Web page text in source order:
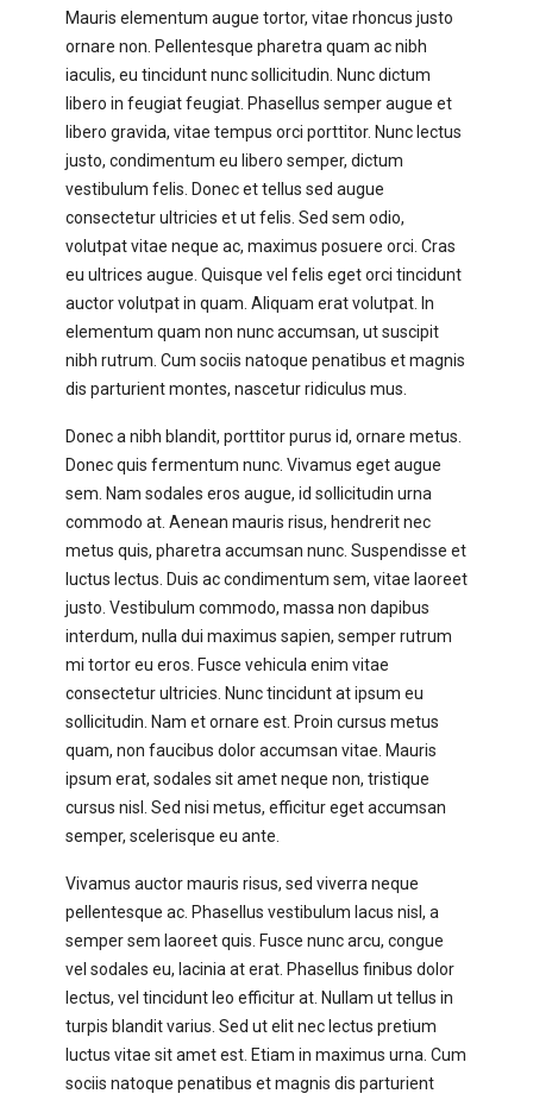
Mauris elementum augue tortor, vitae rhoncus justo
ornare non. Pellentesque pharetra quam ac nibh
iaculis, eu tincidunt nunc sollicitudin. Nunc dictum
libero in feugiat feugiat. Phasellus semper augue et
libero gravida, vitae tempus orci porttitor. Nunc lectus
justo, condimentum eu libero semper, dictum
vestibulum felis. Donec et tellus sed augue
consectetur ultricies et ut felis. Sed sem odio,
volutpat vitae neque ac, maximus posuere orci. Cras
eu ultrices augue. Quisque vel felis eget orci tincidunt
auctor volutpat in quam. Aliquam erat volutpat. In
elementum quam non nunc accumsan, ut suscipit
nibh rutrum. Cum sociis natoque penatibus et magnis
dis parturient montes, nascetur ridiculus mus.
Donec a nibh blandit, porttitor purus id, ornare metus.
Donec quis fermentum nunc. Vivamus eget augue
sem. Nam sodales eros augue, id sollicitudin urna
commodo at. Aenean mauris risus, hendrerit nec
metus quis, pharetra accumsan nunc. Suspendisse et
luctus lectus. Duis ac condimentum sem, vitae laoreet
justo. Vestibulum commodo, massa non dapibus
interdum, nulla dui maximus sapien, semper rutrum
mi tortor eu eros. Fusce vehicula enim vitae
consectetur ultricies. Nunc tincidunt at ipsum eu
sollicitudin. Nam et ornare est. Proin cursus metus
quam, non faucibus dolor accumsan vitae. Mauris
ipsum erat, sodales sit amet neque non, tristique
cursus nisl. Sed nisi metus, efficitur eget accumsan
semper, scelerisque eu ante.
Vivamus auctor mauris risus, sed viverra neque
pellentesque ac. Phasellus vestibulum lacus nisl, a
semper sem laoreet quis. Fusce nunc arcu, congue
vel sodales eu, lacinia at erat. Phasellus finibus dolor
lectus, vel tincidunt leo efficitur at. Nullam ut tellus in
turpis blandit varius. Sed ut elit nec lectus pretium
luctus vitae sit amet est. Etiam in maximus urna. Cum
sociis natoque penatibus et magnis dis parturient